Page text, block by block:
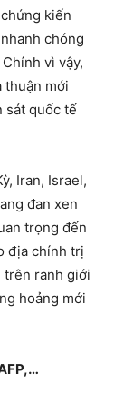
kiến
chóng
vì vậy,
thuận mới
sát quốc tế
Iran, Israel,
đan xen
trọng đến
địa chính trị
trên ranh giới
hoảng mới